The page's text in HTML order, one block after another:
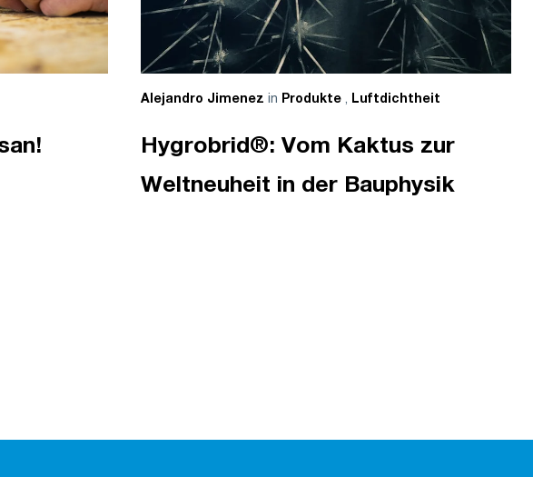
Alejandro Jimenez in Produkte , Luftdichtheit
Hygrobrid®: Vom Kaktus zur
Weltneuheit in der Bauphysik